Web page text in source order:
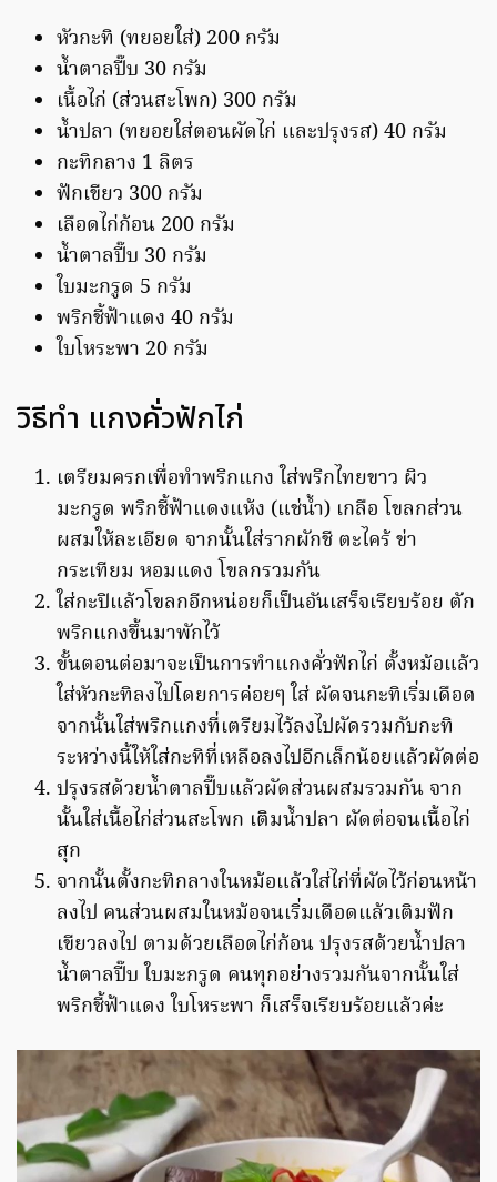
หัวกะทิ (ทยอยใส่) 200 กรัม
น้ำตาลปี๊บ 30 กรัม
เนื้อไก่ (ส่วนสะโพก) 300 กรัม
น้ำปลา (ทยอยใส่ตอนผัดไก่ และปรุงรส) 40 กรัม
กะทิกลาง 1 ลิตร
ฟักเขียว 300 กรัม
เลือดไก่ก้อน 200 กรัม
น้ำตาลปี๊บ 30 กรัม
ใบมะกรูด 5 กรัม
พริกชี้ฟ้าแดง 40 กรัม
ใบโหระพา 20 กรัม
วิธีทำ แกงคั่วฟักไก่
เตรียมครกเพื่อทำพริกแกง ใส่พริกไทยขาว ผิว
มะกรูด พริกชี้ฟ้าแดงแห้ง (แช่น้ำ) เกลือ โขลกส่วน
ผสมให้ละเอียด จากนั้นใส่รากผักชี ตะไคร้ ข่า
กระเทียม หอมแดง โขลกรวมกัน
ใส่กะปิแล้วโขลกอีกหน่อยก็เป็นอันเสร็จเรียบร้อย ตัก
พริกแกงขึ้นมาพักไว้
ขั้นตอนต่อมาจะเป็นการทำแกงคั่วฟักไก่ ตั้งหม้อแล้ว
ใส่หัวกะทิลงไปโดยการค่อยๆ ใส่ ผัดจนกะทิเริ่มเดือด
จากนั้นใส่พริกแกงที่เตรียมไว้ลงไปผัดรวมกับกะทิ
ระหว่างนี้ให้ใส่กะทิที่เหลือลงไปอีกเล็กน้อยแล้วผัดต่อ
ปรุงรสด้วยน้ำตาลปี๊บแล้วผัดส่วนผสมรวมกัน จาก
นั้นใส่เนื้อไก่ส่วนสะโพก เติมน้ำปลา ผัดต่อจนเนื้อไก่
สุก
จากนั้นตั้งกะทิกลางในหม้อแล้วใส่ไก่ที่ผัดไว้ก่อนหน้า
ลงไป คนส่วนผสมในหม้อจนเริ่มเดือดแล้วเติมฟัก
เขียวลงไป ตามด้วยเลือดไก่ก้อน ปรุงรสด้วยน้ำปลา
น้ำตาลปี๊บ ใบมะกรูด คนทุกอย่างรวมกันจากนั้นใส่
พริกชี้ฟ้าแดง ใบโหระพา ก็เสร็จเรียบร้อยแล้วค่ะ